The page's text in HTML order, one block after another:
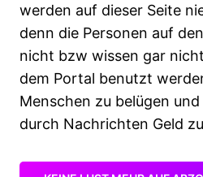
werden auf dieser Seite
denn die Personen auf
nicht bzw wissen gar
dem Portal benutzt
Menschen zu belügen
durch Nachrichten Geld